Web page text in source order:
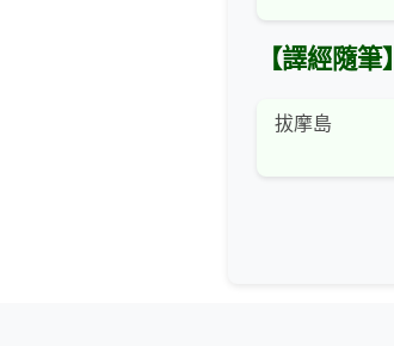
【譯經隨筆】
拔摩島